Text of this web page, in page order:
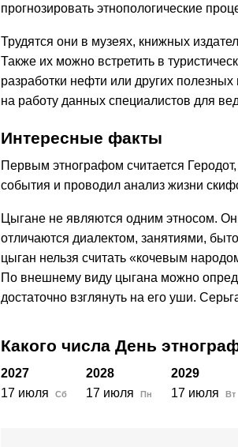
прогнозировать этнопологические
Трудятся они в музеях, книжных
Также их можно встретить в
разработки нефти или других
на работу данных специалистов для
Интересные факты
Первым этнографом считается
события и проводил анализ жизни
Цыгане не являются одним этносом.
отличаются диалектом, занятиями,
цыган нельзя считать «кочевым
По внешнему виду цыгана можно
достаточно взглянуть на его уши.
Какого числа День
2027 2028
2029
17 июля
Сб 17 июля Пн 17 июля Вт